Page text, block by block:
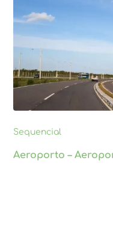
Sequencial
Aeroporto –